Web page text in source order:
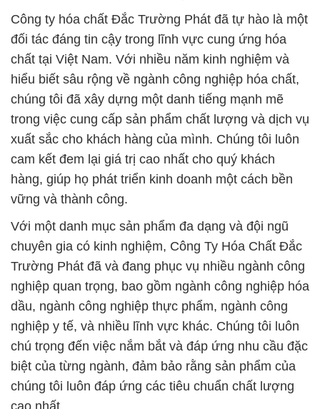
Công ty hóa chất Đắc Trường Phát đã tự hào là một
đối tác đáng tin cậy trong lĩnh vực cung ứng hóa
chất tại Việt Nam. Với nhiều năm kinh nghiệm và
hiểu biết sâu rộng về ngành công nghiệp hóa chất,
chúng tôi đã xây dựng một danh tiếng mạnh mẽ
trong việc cung cấp sản phẩm chất lượng và dịch vụ
xuất sắc cho khách hàng của mình. Chúng tôi luôn
cam kết đem lại giá trị cao nhất cho quý khách
hàng, giúp họ phát triển kinh doanh một cách bền
vững và thành công.
Với một danh mục sản phẩm đa dạng và đội ngũ
chuyên gia có kinh nghiệm, Công Ty Hóa Chất Đắc
Trường Phát đã và đang phục vụ nhiều ngành công
nghiệp quan trọng, bao gồm ngành công nghiệp hóa
dầu, ngành công nghiệp thực phẩm, ngành công
nghiệp y tế, và nhiều lĩnh vực khác. Chúng tôi luôn
chú trọng đến việc nắm bắt và đáp ứng nhu cầu đặc
biệt của từng ngành, đảm bảo rằng sản phẩm của
chúng tôi luôn đáp ứng các tiêu chuẩn chất lượng